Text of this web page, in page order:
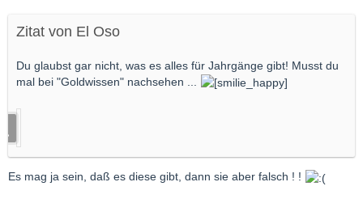
Zitat von El Oso
Du glaubst gar nicht, was es alles für Jahrgänge gibt! Musst du
mal bei "Goldwissen" nachsehen ...
Es mag ja sein, daß es diese gibt, dann sie aber falsch ! !